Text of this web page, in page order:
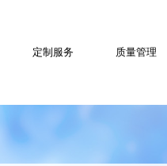
定制服务 质量管理